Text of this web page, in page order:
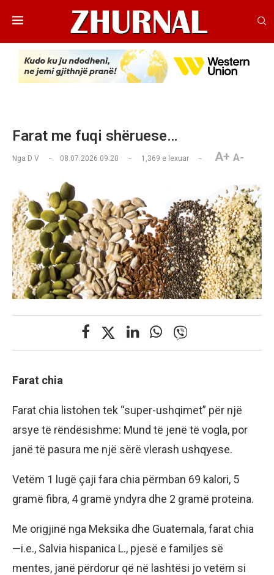
Farat me fuqi shëruese…
Nga D V 08.07.2026 09:20 1,369 e lexuar A+ A-
Farat chia
Farat chia listohen tek “super-ushqimet” për një
arsye të rëndësishme: Mund të jenë të vogla, por
janë të pasura me një sërë vlerash ushqyese.
Vetëm 1 lugë çaji fara chia përmban 69 kalori, 5
gramë fibra, 4 gramë yndyra dhe 2 gramë proteina.
Me origjinë nga Meksika dhe Guatemala, farat chia
—i.e., Salvia hispanica L., pjesë e familjes së
mentes, janë përdorur që në lashtësi jo vetëm si